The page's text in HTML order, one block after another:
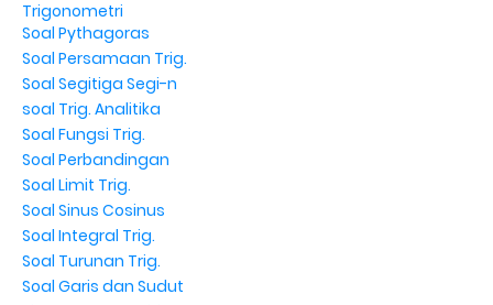
Trigonometri
Soal Pythagoras
Soal Persamaan Trig.
Soal Segitiga Segi-n
soal Trig. Analitika
Soal Fungsi Trig.
Soal Perbandingan
Soal Limit Trig.
Soal Sinus Cosinus
Soal Integral Trig.
Soal Turunan Trig.
Soal Garis dan Sudut